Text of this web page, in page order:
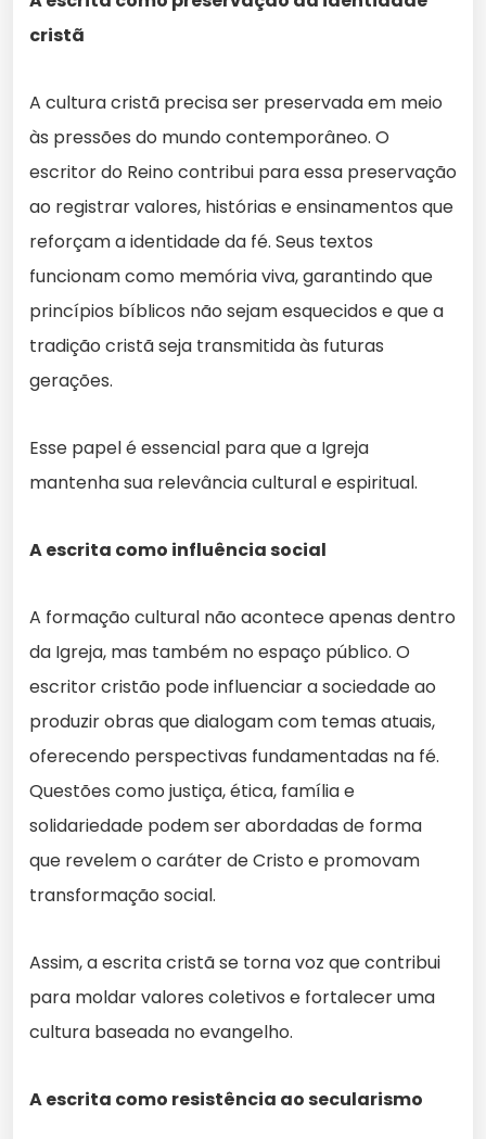
cristã
A cultura cristã precisa ser preservada em meio
às pressões do mundo contemporâneo. O
escritor do Reino contribui para essa preservação
ao registrar valores, histórias e ensinamentos que
reforçam a identidade da fé. Seus textos
funcionam como memória viva, garantindo que
princípios bíblicos não sejam esquecidos e que a
tradição cristã seja transmitida às futuras
gerações.
Esse papel é essencial para que a Igreja
mantenha sua relevância cultural e espiritual.
A escrita como influência social
A formação cultural não acontece apenas dentro
da Igreja, mas também no espaço público. O
escritor cristão pode influenciar a sociedade ao
produzir obras que dialogam com temas atuais,
oferecendo perspectivas fundamentadas na fé.
Questões como justiça, ética, família e
solidariedade podem ser abordadas de forma
que revelem o caráter de Cristo e promovam
transformação social.
Assim, a escrita cristã se torna voz que contribui
para moldar valores coletivos e fortalecer uma
cultura baseada no evangelho.
A escrita como resistência ao secularismo